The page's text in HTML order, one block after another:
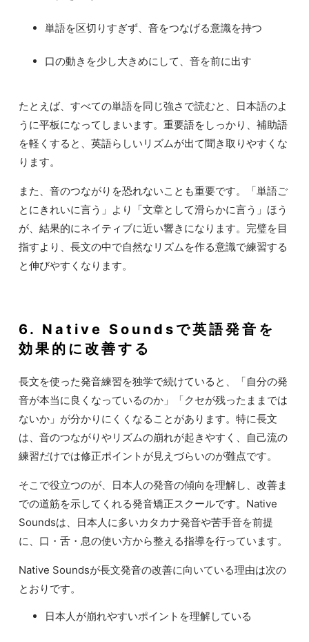
単語を区切りすぎず、音をつなげる意識を持つ
口の動きを少し大きめにして、音を前に出す
たとえば、すべての単語を同じ強さで読むと、日本語のよ
うに平板になってしまいます。重要語をしっかり、補助語
を軽くすると、英語らしいリズムが出て聞き取りやすくな
ります。
また、音のつながりを恐れないことも重要です。「単語ご
とにきれいに言う」より「文章として滑らかに言う」ほう
が、結果的にネイティブに近い響きになります。完璧を目
指すより、長文の中で自然なリズムを作る意識で練習する
と伸びやすくなります。
6. Native Soundsで英語発音を
効果的に改善する
長文を使った発音練習を独学で続けていると、「自分の発
音が本当に良くなっているのか」「クセが残ったままでは
ないか」が分かりにくくなることがあります。特に長文
は、音のつながりやリズムの崩れが起きやすく、自己流の
練習だけでは修正ポイントが見えづらいのが難点です。
そこで役立つのが、日本人の発音の傾向を理解し、改善ま
での道筋を示してくれる発音矯正スクールです。Native
Soundsは、日本人に多いカタカナ発音や苦手音を前提
に、口・舌・息の使い方から整える指導を行っています。
Native Soundsが長文発音の改善に向いている理由は次の
とおりです。
日本人が崩れやすいポイントを理解している